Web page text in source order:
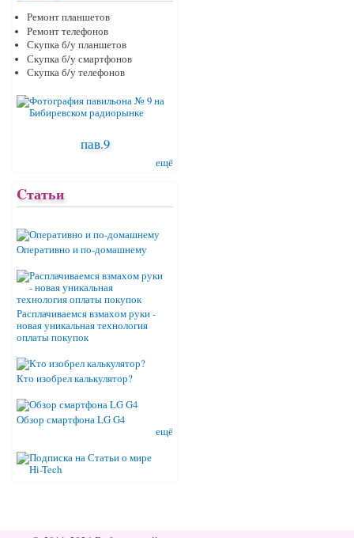
Ремонт планшетов
Ремонт телефонов
Скупка б/у планшетов
Скупка б/у смартфонов
Скупка б/у телефонов
пав.9
ещё
Cтатьи
Оперативно и по-домашнему
Расплачиваемся взмахом руки -
новая уникальная технология
оплаты покупок
Кто изобрел калькулятор?
Обзор смартфона LG G4
ещё